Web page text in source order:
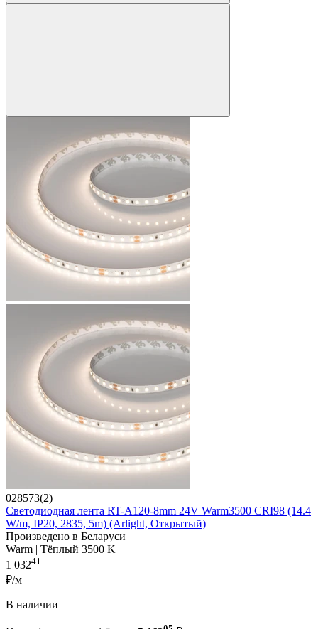
028573(2)
Светодиодная лента RT-A120-8mm 24V Warm3500 CRI98 (14.4
W/m, IP20, 2835, 5m) (Arlight, Открытый)
Произведено в Беларуси
Warm | Тёплый 3500 K
1 03241
₽/м
В наличии